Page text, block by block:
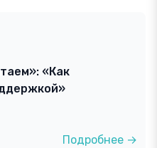
«Как
Подробнее →